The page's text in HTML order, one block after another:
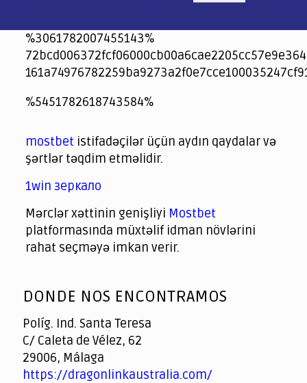
%3061782007455143%
jeetcity
1xbet
jeet city casino
%5451782618743584%
spintiger
Avabet
Spinrise
Crown Green
Crowngreen casino login
슈가 러쉬1000 슬롯
crazy time casino online
1xcasinozambia.com
codingworldnews.com
parimatch.kr
winorio
winorio casino
winorio
mostbet istifadəçilər üçün aydın qaydalar və
şərtlər təqdim etməlidir.
1win зеркало
Mərclər xəttinin genişliyi Mostbet
platformasında müxtəlif idman növlərini
rahat seçməyə imkan verir.
of
DONDE NOS ENCONTRAMOS
Políg. Ind. Santa Teresa
C/ Caleta de Vélez, 62
29006, Málaga
https://dragonlinkaustralia.com/